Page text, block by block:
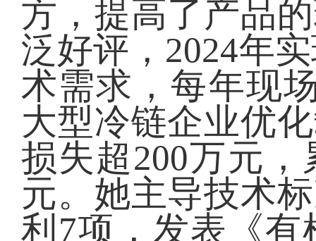
方，提高了产品
泛好评，2024年
术需求，每年现
大型冷链企业优
损失超200万元
元。她主导技术
利7项，发表《